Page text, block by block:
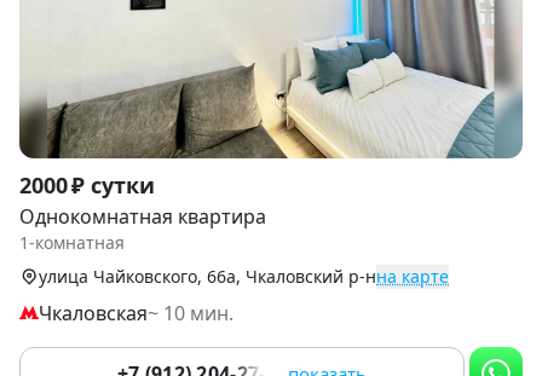
Item
1
of
2000 ₽ сутки
Однокомнатная квартира
1-комнатная
улица Чайковского, 66а, Чкаловский р-нна карте
Чкаловская~ 10 мин.